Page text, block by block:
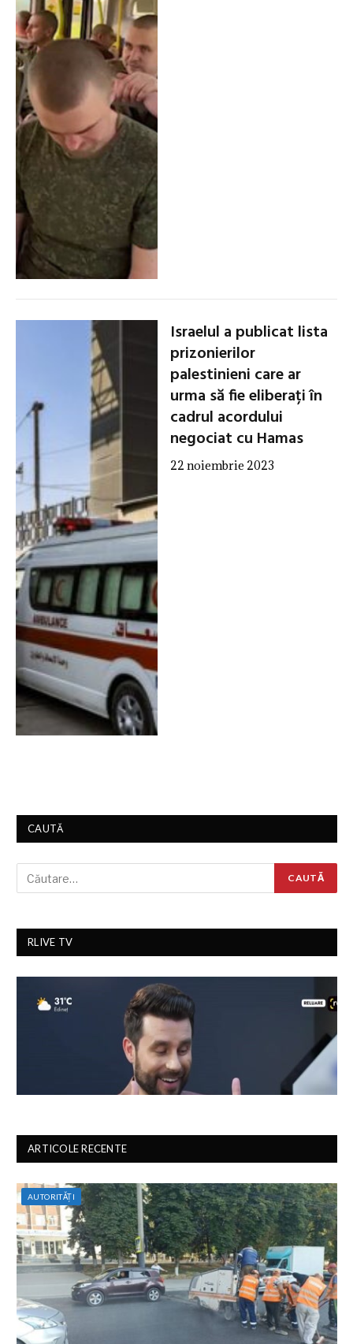
Israelul a publicat lista
prizonierilor
palestinieni care ar
urma să fie eliberați în
cadrul acordului
negociat cu Hamas
22 noiembrie 2023
CAUTĂ
RLIVE TV
ARTICOLE RECENTE
AUTORITĂȚI